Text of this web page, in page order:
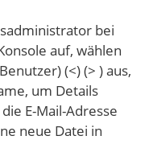
bei
auf, wählen
(<) (> ) aus,
um Details
E-Mail-Adresse
neue Datei in